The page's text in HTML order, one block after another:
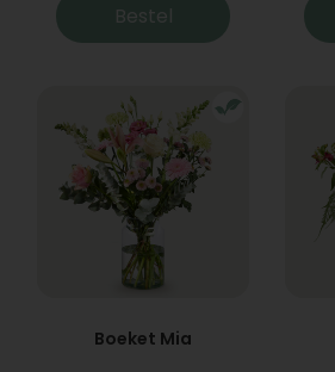
Bestel
Boeket Mia